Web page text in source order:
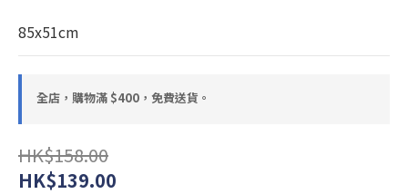
85x51cm
全店，購物滿 $400，免費送貨。
HK$158.00
HK$139.00